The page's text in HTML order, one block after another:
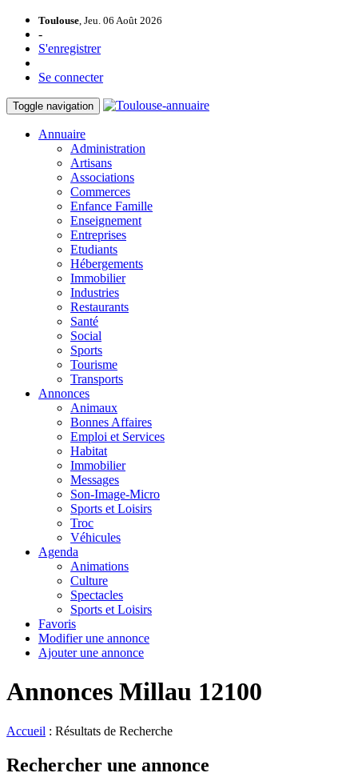
Toulouse, Jeu. 06 Août 2026
-
S'enregistrer
Se connecter
Toggle navigation
Annuaire
Administration
Artisans
Associations
Commerces
Enfance Famille
Enseignement
Entreprises
Etudiants
Hébergements
Immobilier
Industries
Restaurants
Santé
Social
Sports
Tourisme
Transports
Annonces
Animaux
Bonnes Affaires
Emploi et Services
Habitat
Immobilier
Messages
Son-Image-Micro
Sports et Loisirs
Troc
Véhicules
Agenda
Animations
Culture
Spectacles
Sports et Loisirs
Favoris
Modifier une annonce
Ajouter une annonce
Annonces Millau 12100
Accueil : Résultats de Recherche
Rechercher une annonce